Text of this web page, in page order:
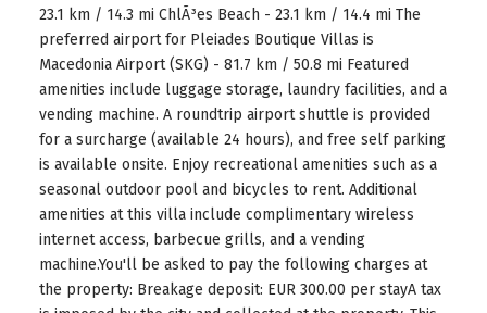
23.1 km / 14.3 mi ChlÃ³es Beach - 23.1 km / 14.4 mi The
preferred airport for Pleiades Boutique Villas is
Macedonia Airport (SKG) - 81.7 km / 50.8 mi Featured
amenities include luggage storage, laundry facilities, and a
vending machine. A roundtrip airport shuttle is provided
for a surcharge (available 24 hours), and free self parking
is available onsite. Enjoy recreational amenities such as a
seasonal outdoor pool and bicycles to rent. Additional
amenities at this villa include complimentary wireless
internet access, barbecue grills, and a vending
machine.You'll be asked to pay the following charges at
the property: Breakage deposit: EUR 300.00 per stayA tax